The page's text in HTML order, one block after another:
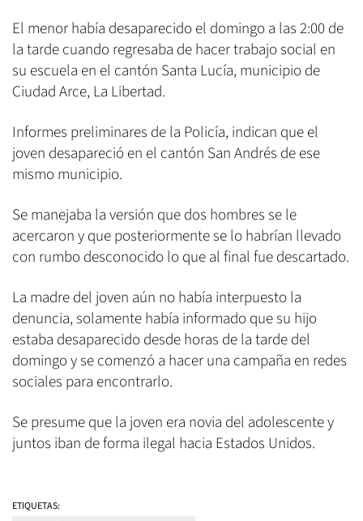
El menor había desaparecido el domingo a las 2:00 de
la tarde cuando regresaba de hacer trabajo social en
su escuela en el cantón Santa Lucía, municipio de
Ciudad Arce, La Libertad.
Informes preliminares de la Policía, indican que el
joven desapareció en el cantón San Andrés de ese
mismo municipio.
Se manejaba la versión que dos hombres se le
acercaron y que posteriormente se lo habrían llevado
con rumbo desconocido lo que al final fue descartado.
La madre del joven aún no había interpuesto la
denuncia, solamente había informado que su hijo
estaba desaparecido desde horas de la tarde del
domingo y se comenzó a hacer una campaña en redes
sociales para encontrarlo.
Se presume que la joven era novia del adolescente y
juntos iban de forma ilegal hacia Estados Unidos.
ETIQUETAS: